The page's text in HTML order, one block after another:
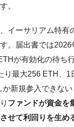
。
イーサリアム特有
。届出書では
が有効化の待ち
り最大256 ETH、1
か新規参入できない
ファンドが資金を
せて利回りを生め